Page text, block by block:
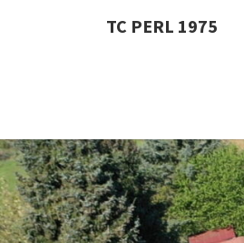
TC PERL 1975